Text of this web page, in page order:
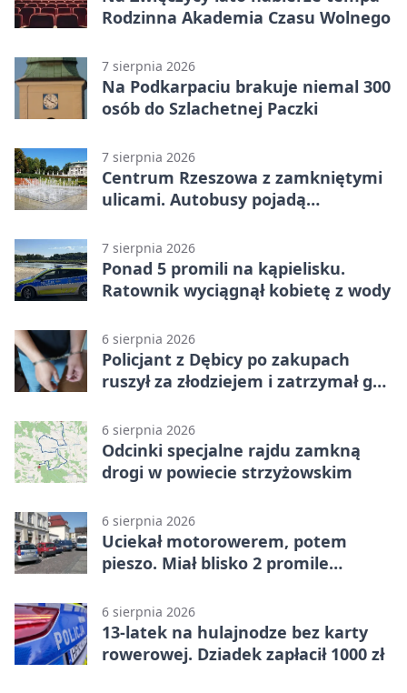
Rodzinna Akademia Czasu Wolnego
7 sierpnia 2026
Na Podkarpaciu brakuje niemal 300
osób do Szlachetnej Paczki
7 sierpnia 2026
Centrum Rzeszowa z zamkniętymi
ulicami. Autobusy pojadą
7 sierpnia 2026
Ponad 5 promili na kąpielisku.
Ratownik wyciągnął kobietę z wody
6 sierpnia 2026
Policjant z Dębicy po zakupach
ruszył za złodziejem i zatrzymał go
6 sierpnia 2026
Odcinki specjalne rajdu zamkną
drogi w powiecie strzyżowskim
6 sierpnia 2026
Uciekał motorowerem, potem
pieszo. Miał blisko 2 promile
6 sierpnia 2026
13-latek na hulajnodze bez karty
rowerowej. Dziadek zapłacił 1000 zł